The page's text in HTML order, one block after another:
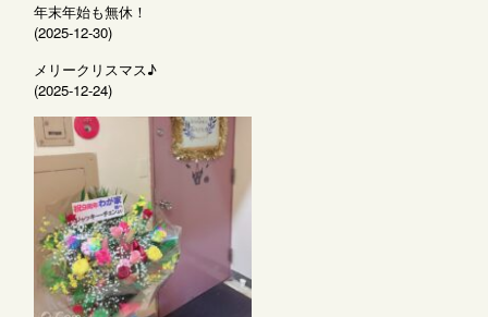
年末年始も無休！
(2025-12-30)
メリークリスマス♪
(2025-12-24)